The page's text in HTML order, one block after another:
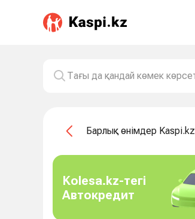
Барлық өнімдер Kaspi.kz
Kolesa.kz-тегі
Автокредит